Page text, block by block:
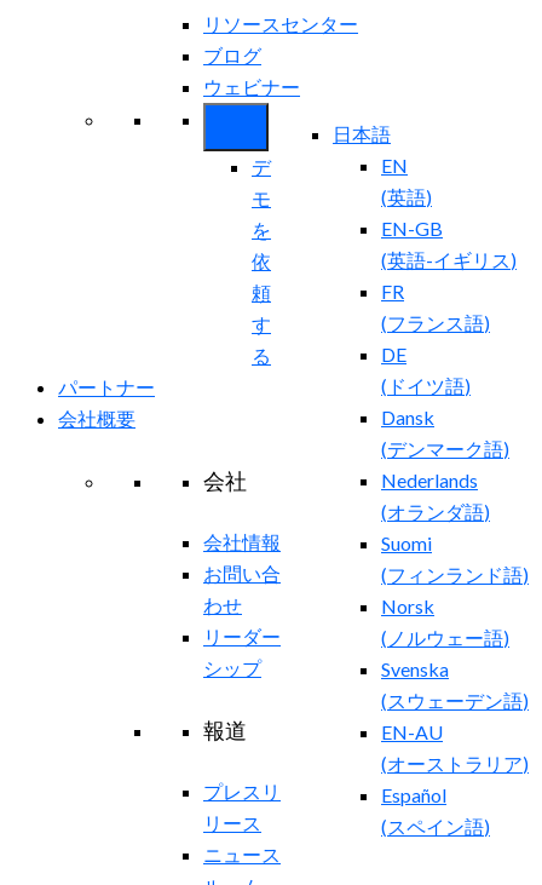
リソースセンター
ブログ
ウェビナー
日本語
EN
(英語)
EN-GB
(英語-イギリス)
FR
(フランス語)
DE
( ドイツ語)
Dansk
(デンマーク語)
Nederlands
(オランダ語)
Suomi
(フィンランド語)
Norsk
( ノルウェー語)
Svenska
(スウェーデン語)
EN-AU
(オーストラリア)
Español
(スペイン語)
デ
モ
を
依
頼
す
る
パートナー
会社概要
会社
会社情報
お問い合
わせ
リーダー
シップ
報道
プレスリ
リース
ニュース